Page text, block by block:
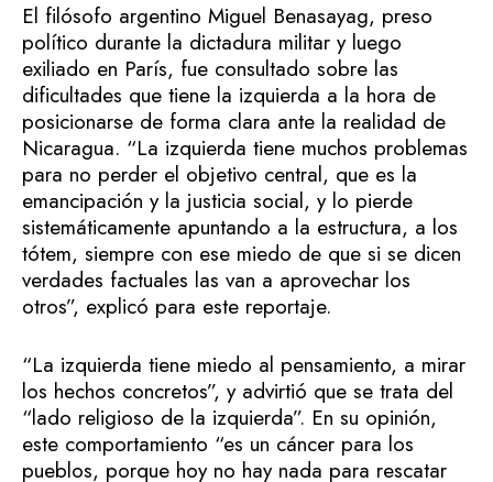
El filósofo argentino Miguel Benasayag, preso
político durante la dictadura militar y luego
exiliado en París, fue consultado sobre las
dificultades que tiene la izquierda a la hora de
posicionarse de forma clara ante la realidad de
Nicaragua. “La izquierda tiene muchos problemas
para no perder el objetivo central, que es la
emancipación y la justicia social, y lo pierde
sistemáticamente apuntando a la estructura, a los
tótem, siempre con ese miedo de que si se dicen
verdades factuales las van a aprovechar los
otros”, explicó para este reportaje.
“La izquierda tiene miedo al pensamiento, a mirar
los hechos concretos”, y advirtió que se trata del
“lado religioso de la izquierda”. En su opinión,
este comportamiento “es un cáncer para los
pueblos, porque hoy no hay nada para rescatar